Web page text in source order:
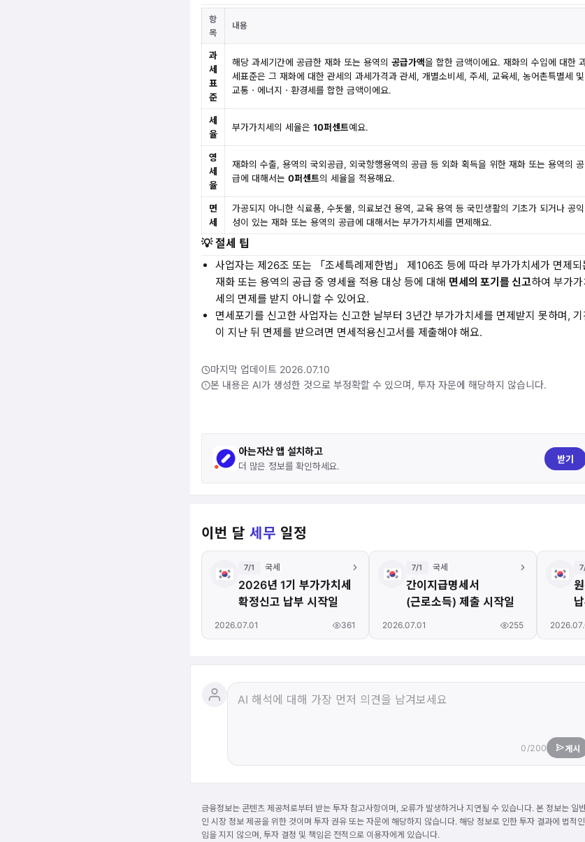
항
목
내용
과
세
표
준
해당 과세기간에 공급한 재화 또는 용역의 공급가액을 합한 금액이에요. 재화의 수입에 대한
세표준은 그 재화에 대한 관세의 과세가격과 관세, 개별소비세, 주세, 교육세, 농어촌특별세 및
교통ㆍ에너지ㆍ환경세를 합한 금액이에요.
세
율
부가가치세의 세율은 10퍼센트예요.
영
세
율
재화의 수출, 용역의 국외공급, 외국항행용역의 공급 등 외화 획득을 위한 재화 또는 용역의 공
급에 대해서는 0퍼센트의 세율을 적용해요.
면
세
가공되지 아니한 식료품, 수돗물, 의료보건 용역, 교육 용역 등 국민생활의 기초가 되거나 공익
성이 있는 재화 또는 용역의 공급에 대해서는 부가가치세를 면제해요.
💡 절세 팁
사업자는 제26조 또는 「조세특례제한법」 제106조 등에 따라 부가가치세가 면제되
재화 또는 용역의 공급 중 영세율 적용 대상 등에 대해 면세의 포기를 신고하여 부가가
세의 면제를 받지 아니할 수 있어요.
면세포기를 신고한 사업자는 신고한 날부터 3년간 부가가치세를 면제받지 못하며,
이 지난 뒤 면제를 받으려면 면세적용신고서를 제출해야 해요.
마지막 업데이트 2026.07.10
본 내용은 AI가 생성한 것으로 부정확할 수 있으며, 투자 자문에 해당하지 않습니다.
아는자산 앱 설치하고
더 많은 정보를 확인하세요.
받기
이번 달 세무 일정
7/1 국세
2026년 1기 부가가치세
확정신고 납부 시작일
2026.07.01 361
7/1 국세
간이지급명세서
(근로소득) 제출 시작일
2026.07.01 255
0/200 게시
금융정보는 콘텐츠 제공처로부터 받는 투자 참고사항이며, 오류가 발생하거나 지연될 수 있습니다. 본 정보는 일
인 시장 정보 제공을 위한 것이며 투자 권유 또는 자문에 해당하지 않습니다. 해당 정보로 인한 투자 결과에 법적
임을 지지 않으며, 투자 결정 및 책임은 전적으로 이용자에게 있습니다.